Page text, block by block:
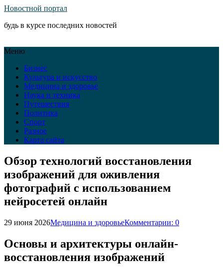
Новостной портал
будь в курсе последних новостей
Меню
Бизнес
Культура и искусство
Медицина и здоровье
Наука и техника
Путешествия
Политика
Спорт
Разное
Карта сайта
Обзор технологий восстановления
изображений для оживления
фотографий с использованием
нейросетей онлайн
29 июня 2026Медицина и здоровьеКомментарии: 0
Основы и архитектуры онлайн-
восстановления изображений